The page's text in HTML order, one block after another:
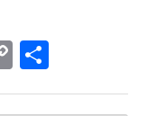
C
o h